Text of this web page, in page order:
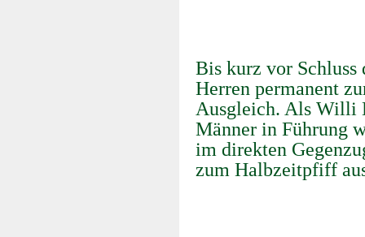
Bis kurz vor Schluss
Herren permanent
Ausgleich. Als Willi
Männer in Führung
im direkten
zum Halbzeitpfiff